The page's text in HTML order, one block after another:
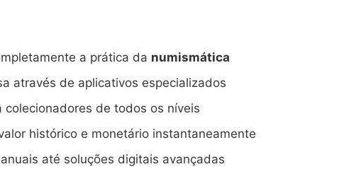
a prática da numismática
através de aplicativos especializados
de todos os níveis
histórico e monetário instantaneamente
até soluções digitais avançadas